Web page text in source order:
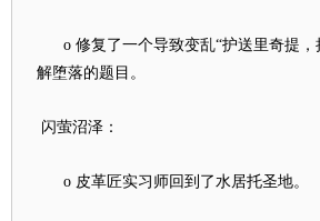
o 修复了一个导致变乱“护送里奇提，
解堕落的题目。
闪萤沼泽：
o 皮革匠实习师回到了水居托圣地。